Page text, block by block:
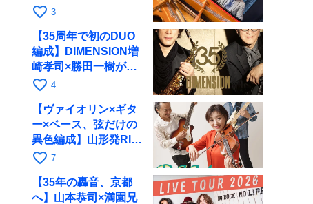
一が11月12日に京都
favorite_border 3
【35周年で初のDUO
編成】DIMENSION増
崎孝司×勝田一樹が10
月11日に京都RAGへ
favorite_border 4
【ヴァイオリン×ギタ
ー×ベース、弦だけの
異色編成】山形発RIM
が初全国ツアーで8月
favorite_border 7
【35年の轟音、京都
へ】山本恭司×満園兄